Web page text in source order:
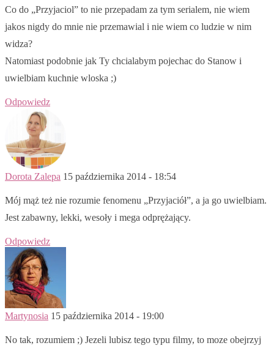
Co do „Przyjaciol” to nie przepadam za tym serialem, nie wiem
jakos nigdy do mnie nie przemawial i nie wiem co ludzie w nim
widza?
Natomiast podobnie jak Ty chcialabym pojechac do Stanow i
uwielbiam kuchnie wloska ;)
Odpowiedz
Dorota Zalepa 15 października 2014 - 18:54
Mój mąż też nie rozumie fenomenu „Przyjaciół”, a ja go uwielbiam.
Jest zabawny, lekki, wesoły i mega odprężający.
Odpowiedz
Martynosia 15 października 2014 - 19:00
No tak, rozumiem ;) Jezeli lubisz tego typu filmy, to moze obejrzyj